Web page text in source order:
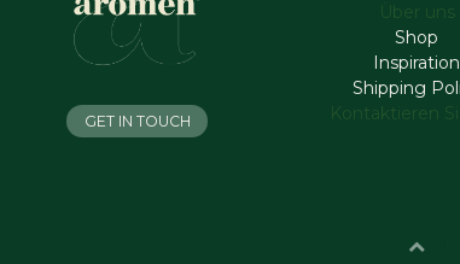
Über uns
Shop
Inspiration
Shipping
Kontaktieren
GET IN TOUCH